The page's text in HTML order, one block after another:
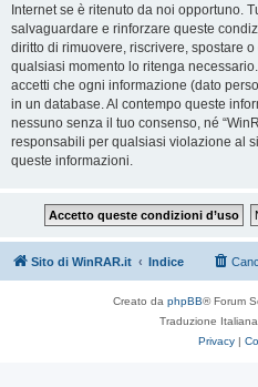
Internet se è ritenuto da noi opportuno.
salvaguardare e rinforzare queste
diritto di rimuovere, riscrivere, spostare
qualsiasi momento lo ritenga
accetti che ogni informazione (dato
in un database. Al contempo queste
nessuno senza il tuo consenso, né
responsabili per qualsiasi violazione al
queste informazioni.
Sito di WinRAR.it Indice
Creato da phpBB® Forum
Traduzione Italiana
Privacy |